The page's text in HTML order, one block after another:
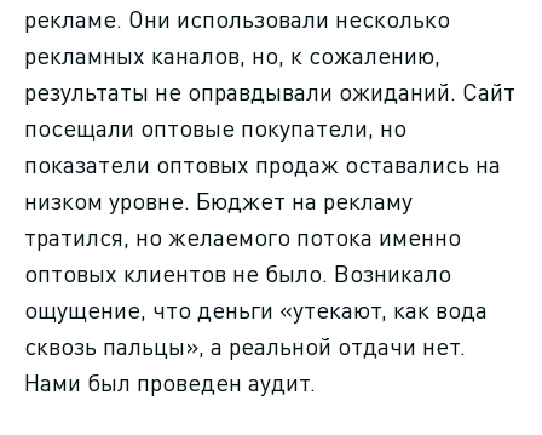
рекламе. Они использовали несколько
рекламных каналов, но, к сожалению,
результаты не оправдывали ожиданий. Сайт
посещали оптовые покупатели, но
показатели оптовых продаж оставались на
низком уровне. Бюджет на рекламу
тратился, но желаемого потока именно
оптовых клиентов не было. Возникало
ощущение, что деньги «утекают, как вода
сквозь пальцы», а реальной отдачи нет.
Нами был проведен аудит.